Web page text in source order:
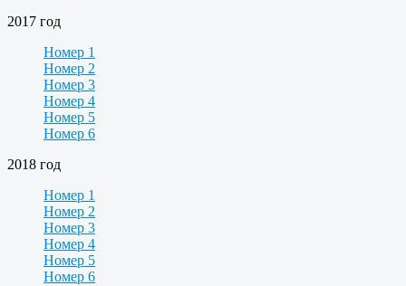
2017 год
Номер 1
Номер 2
Номер 3
Номер 4
Номер 5
Номер 6
2018 год
Номер 1
Номер 2
Номер 3
Номер 4
Номер 5
Номер 6